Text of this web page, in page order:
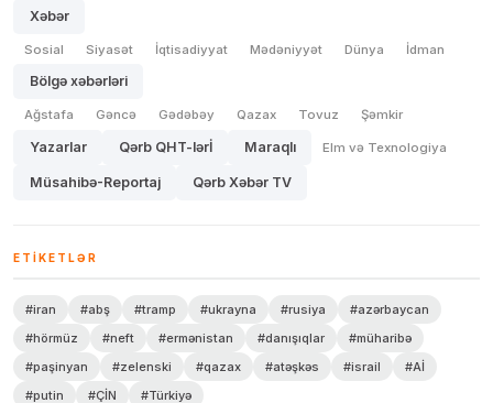
Xəbər
Sosial Siyasət İqtisadiyyat Mədəniyyət Dünya İdman
Bölgə xəbərləri
Ağstafa Gəncə Gədəbəy Qazax Tovuz Şəmkir
Yazarlar Qərb QHT-lərİ Maraqlı Elm və Texnologiya
Müsahibə-Reportaj Qərb Xəbər TV
ETIKETLƏR
#iran #abş #tramp #ukrayna #rusiya
#azərbaycan
#hörmüz
#neft #ermənistan #danışıqlar
#müharibə
#paşinyan
#zelenski #qazax #atəşkəs #israil
#Aİ
#putin
#ÇİN #Türkiyə